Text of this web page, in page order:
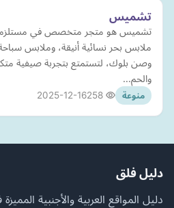
تشميس
تشميس هو متجر متخصص في
ملابس بحر نسائية أنيقة، وملابس
وصن بلوك، لتستمتع بتجربة صيفية
والحم…
منوعة 2025-12-16
دليل فلق
دليل المواقع العربية والأجنبية